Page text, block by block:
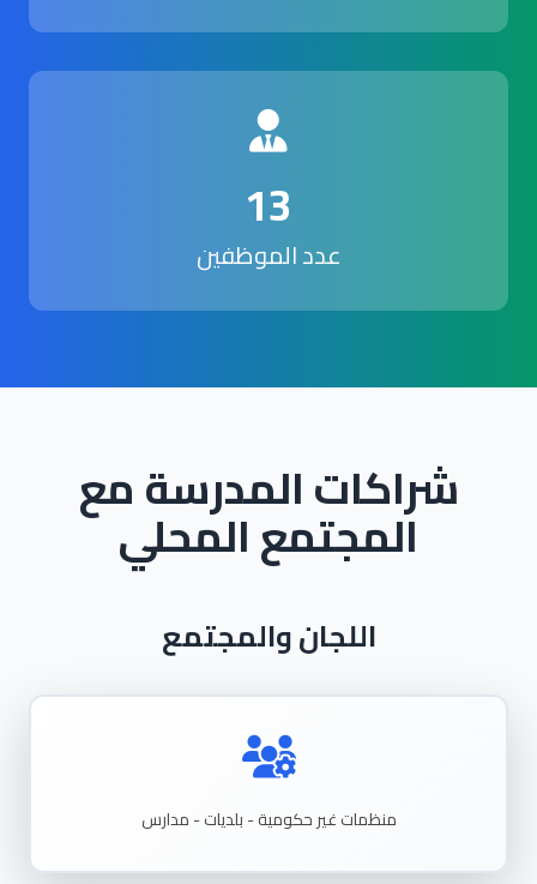
13
عدد الموظفين
شراكات المدرسة مع
المجتمع المحلي
اللجان والمجتمع
منظمات غير حكومية - بلديات - مدارس